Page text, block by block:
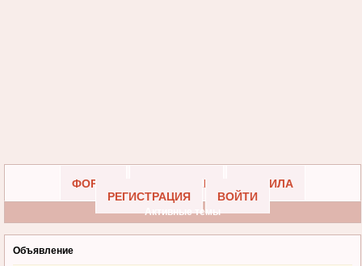
ФОРУМ УЧАСТНИКИ
ПРАВИЛА
РЕГИСТРАЦИЯ
ВОЙТИ
Активные темы
Объявление